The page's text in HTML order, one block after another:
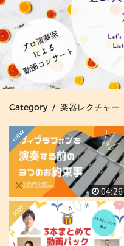
Category / 楽器レクチャー
04:26